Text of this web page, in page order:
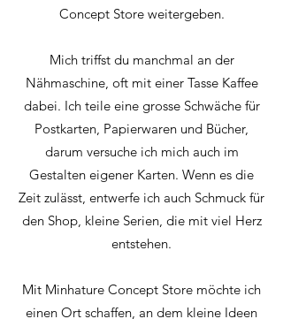
Concept Store weitergeben.
Mich triffst du manchmal an der
Nähmaschine, oft mit einer Tasse Kaffee
dabei. Ich teile eine grosse Schwäche für
Postkarten, Papierwaren und Bücher,
darum versuche ich mich auch im
Gestalten eigener Karten. Wenn es die
Zeit zulässt, entwerfe ich auch Schmuck für
den Shop, kleine Serien, die mit viel Herz
entstehen.
Mit Minhature Concept Store möchte ich
einen Ort schaffen, an dem kleine Ideen